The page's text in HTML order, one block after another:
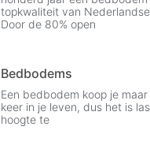
topkwaliteit van
Door de 80% open
Bedbodems
Een bedbodem koop je
keer in je leven, dus het is
hoogte te